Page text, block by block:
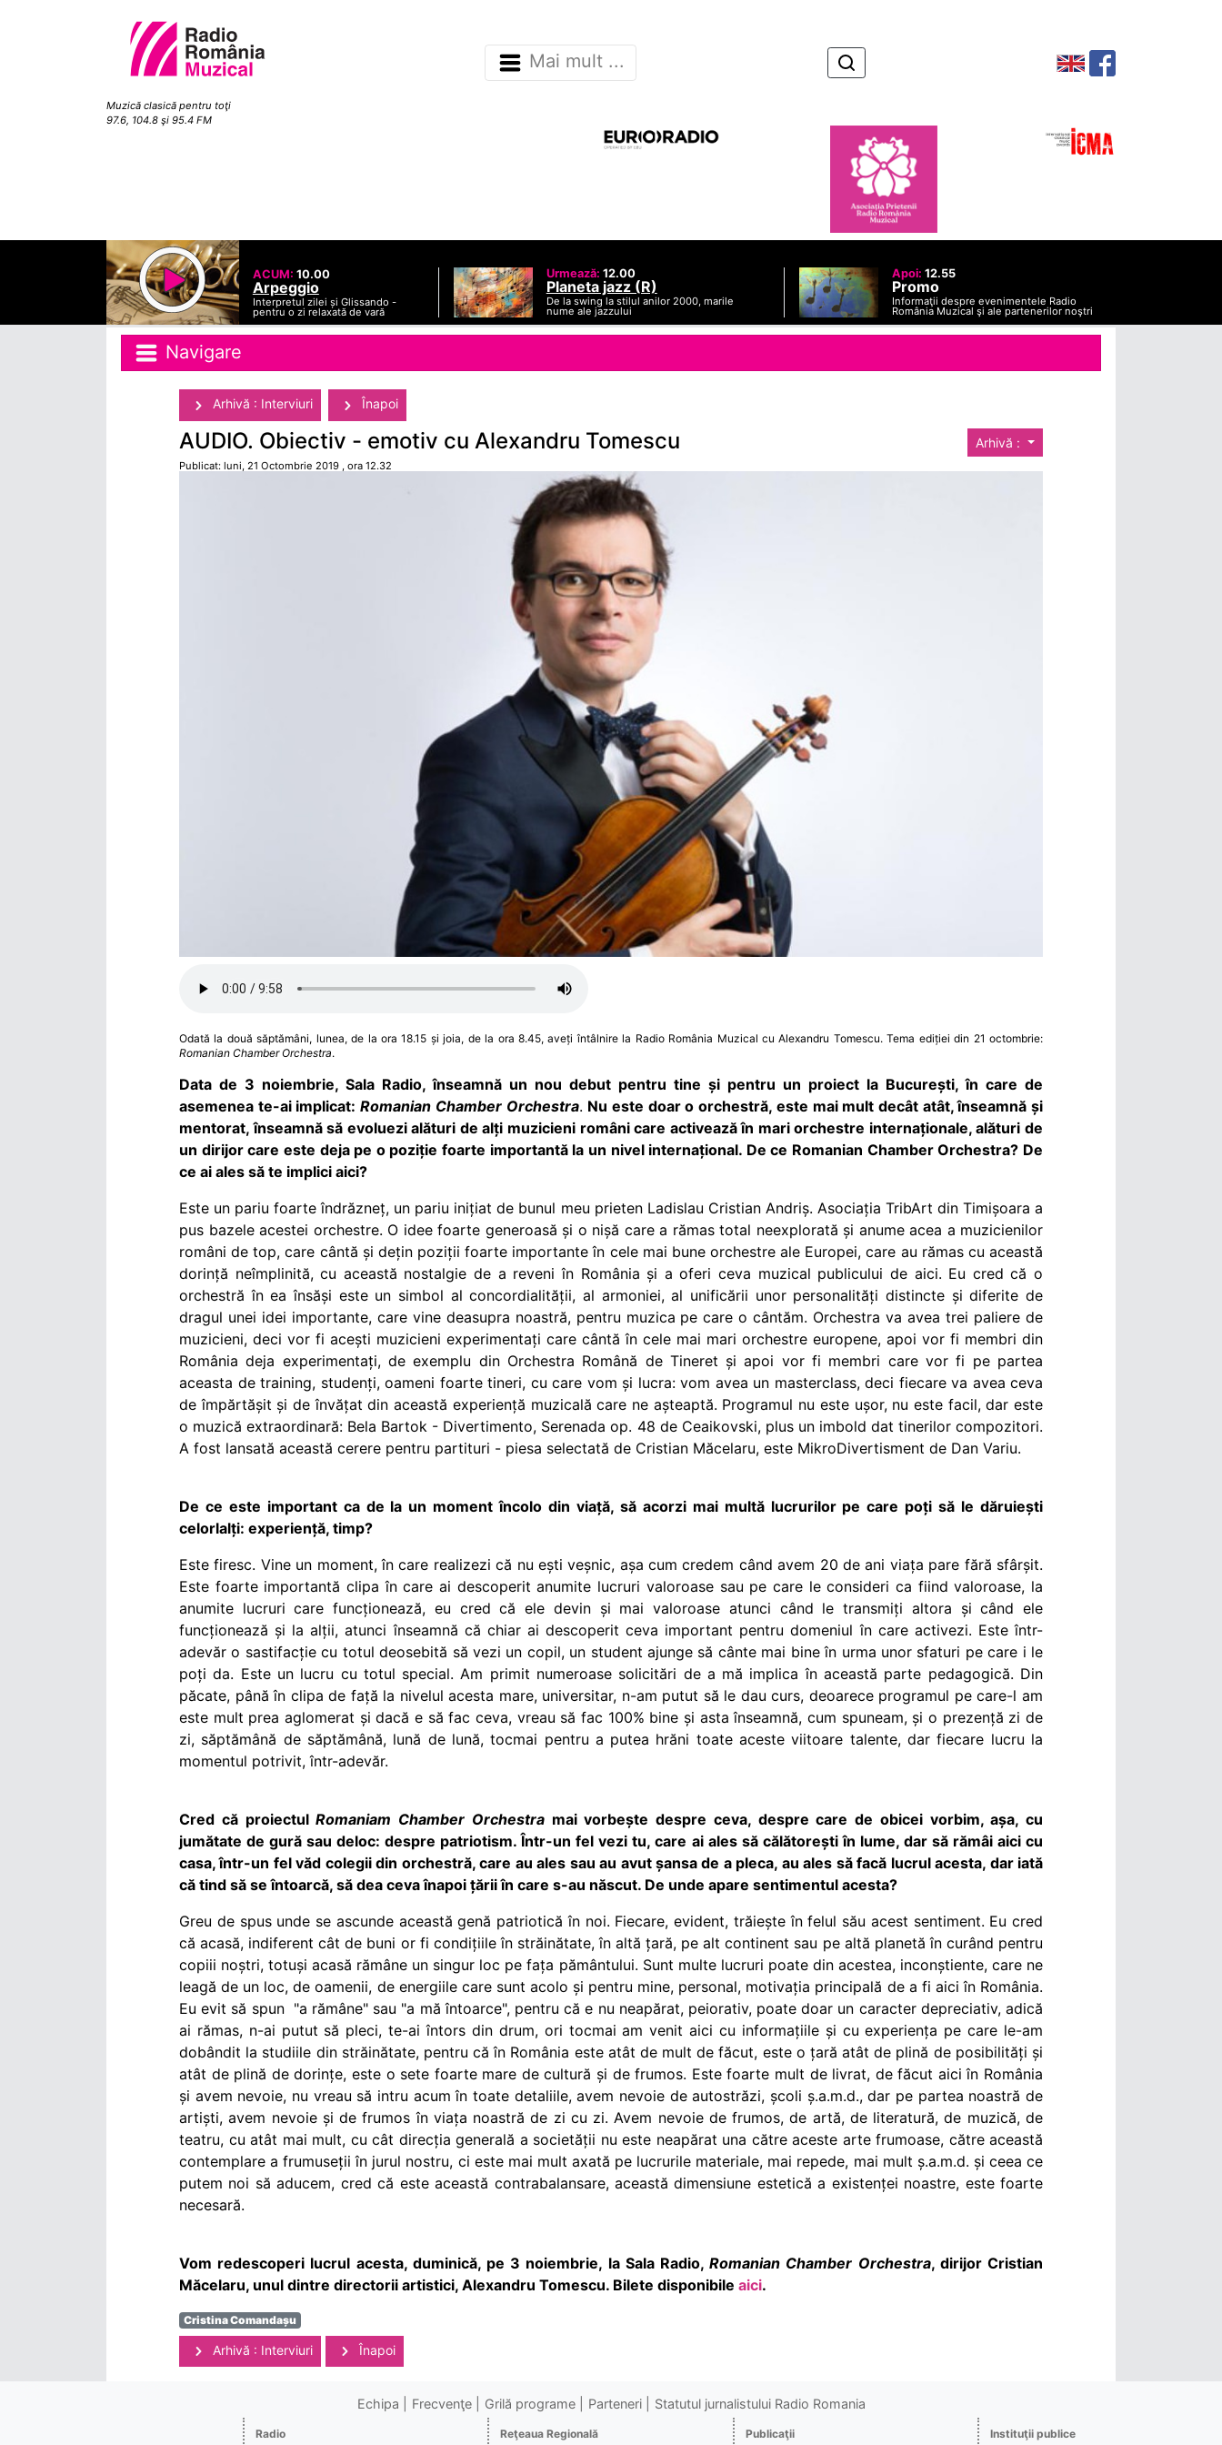
Muzică clasică pentru toţi
97.6, 104.8 şi 95.4 FM
Mai mult ...
ACUM: 10.00
Arpeggio
Interpretul zilei și Glissando -
pentru o zi relaxată de vară
Urmează: 12.00
Planeta jazz (R)
De la swing la stilul anilor 2000, marile
nume ale jazzului
Apoi: 12.55
Promo
Informaţii despre evenimentele Radio
România Muzical şi ale partenerilor noştri
Navigare
Arhivă : Interviuri Înapoi
Arhivă :
AUDIO. Obiectiv - emotiv cu Alexandru Tomescu
Publicat: luni, 21 Octombrie 2019 , ora 12.32
Odată la două săptămâni, lunea, de la ora 18.15 și joia, de la ora 8.45, aveți întâlnire la Radio România Muzical cu Alexandru Tomescu. Tema ediției din 21 octombrie:
Romanian Chamber Orchestra.
Data de 3 noiembrie, Sala Radio, înseamnă un nou debut pentru tine și pentru un proiect la București, în care de
asemenea te-ai implicat:Romanian Chamber Orchestra. Nu este doar o orchestră, este mai mult decât atât, înseamnă și
mentorat, înseamnă să evoluezi alături de alți muzicieni români care activează în mari orchestre internaționale, alături de
un dirijor care este deja pe o poziție foarte importantă la un nivel internațional. De ce Romanian Chamber Orchestra? De
ce ai ales să te implici aici?
Este un pariu foarte îndrăzneț, un pariu inițiat de bunul meu prieten Ladislau Cristian Andriș. Asociația TribArt din Timișoara a
pus bazele acestei orchestre. O idee foarte generoasă și o nișă care a rămas total neexplorată și anume acea a muzicienilor
români de top, care cântă și dețin poziții foarte importante în cele mai bune orchestre ale Europei, care au rămas cu această
dorință neîmplinită, cu această nostalgie de a reveni în România și a oferi ceva muzical publicului de aici. Eu cred că o
orchestră în ea însăși este un simbol al concordialității, al armoniei, al unificării unor personalități distincte și diferite de
dragul unei idei importante, care vine deasupra noastră, pentru muzica pe care o cântăm. Orchestra va avea trei paliere de
muzicieni, deci vor fi acești muzicieni experimentați care cântă în cele mai mari orchestre europene, apoi vor fi membri din
România deja experimentați, de exemplu din Orchestra Română de Tineret și apoi vor fi membri care vor fi pe partea
aceasta de training, studenți, oameni foarte tineri, cu care vom și lucra: vom avea un masterclass, deci fiecare va avea ceva
de împărtășit și de învățat din această experiență muzicală care ne așteaptă. Programul nu este ușor, nu este facil, dar este
o muzică extraordinară: Bela Bartok - Divertimento, Serenada op. 48 de Ceaikovski, plus un imbold dat tinerilor compozitori.
A fost lansată această cerere pentru partituri - piesa selectată de Cristian Măcelaru, este MikroDivertisment de Dan Variu.
De ce este important ca de la un moment încolo din viață, să acorzi mai multă lucrurilor pe care poți să le dăruiești
celorlalți: experiență, timp?
Este firesc. Vine un moment, în care realizezi că nu ești veșnic, așa cum credem când avem 20 de ani viața pare fără sfârșit.
Este foarte importantă clipa în care ai descoperit anumite lucruri valoroase sau pe care le consideri ca fiind valoroase, la
anumite lucruri care funcționează, eu cred că ele devin și mai valoroase atunci când le transmiți altora și când ele
funcționează și la alții, atunci înseamnă că chiar ai descoperit ceva important pentru domeniul în care activezi. Este într-
adevăr o sastifacție cu totul deosebită să vezi un copil, un student ajunge să cânte mai bine în urma unor sfaturi pe care i le
poți da. Este un lucru cu totul special. Am primit numeroase solicitări de a mă implica în această parte pedagogică. Din
păcate, până în clipa de față la nivelul acesta mare, universitar, n-am putut să le dau curs, deoarece programul pe care-l am
este mult prea aglomerat și dacă e să fac ceva, vreau să fac 100% bine și asta înseamnă, cum spuneam, și o prezență zi de
zi, săptămână de săptămână, lună de lună, tocmai pentru a putea hrăni toate aceste viitoare talente, dar fiecare lucru la
momentul potrivit, într-adevăr.
Cred că proiectulRomaniam Chamber Orchestra mai vorbește despre ceva, despre care de obicei vorbim, așa, cu
jumătate de gură sau deloc: despre patriotism. Într-un fel vezi tu, care ai ales să călătorești în lume, dar să rămâi aici cu
casa, într-un fel văd colegii din orchestră, care au ales sau au avut șansa de a pleca, au ales să facă lucrul acesta, dar iată
că tind să se întoarcă, să dea ceva înapoi țării în care s-au născut. De unde apare sentimentul acesta?
Greu de spus unde se ascunde această genă patriotică în noi. Fiecare, evident, trăiește în felul său acest sentiment. Eu cred
că acasă, indiferent cât de buni or fi condițiile în străinătate, în altă țară, pe alt continent sau pe altă planetă în curând pentru
copiii noștri, totuși acasă rămâne un singur loc pe fața pământului. Sunt multe lucruri poate din acestea, inconștiente, care ne
leagă de un loc, de oamenii, de energiile care sunt acolo și pentru mine, personal, motivația principală de a fi aici în România.
Eu evit să spun "a rămâne" sau "a mă întoarce", pentru că e nu neapărat, peiorativ, poate doar un caracter depreciativ, adică
ai rămas, n-ai putut să pleci, te-ai întors din drum, ori tocmai am venit aici cu informațiile și cu experiența pe care le-am
dobândit la studiile din străinătate, pentru că în România este atât de mult de făcut, este o țară atât de plină de posibilități și
atât de plină de dorințe, este o sete foarte mare de cultură și de frumos. Este foarte mult de livrat, de făcut aici în România
și avem nevoie, nu vreau să intru acum în toate detaliile, avem nevoie de autostrăzi, școli ș.a.m.d., dar pe partea noastră de
artiști, avem nevoie și de frumos în viața noastră de zi cu zi. Avem nevoie de frumos, de artă, de literatură, de muzică, de
teatru, cu atât mai mult, cu cât direcția generală a societății nu este neapărat una către aceste arte frumoase, către această
contemplare a frumuseții în jurul nostru, ci este mai mult axată pe lucrurile materiale, mai repede, mai mult ș.a.m.d. și ceea ce
putem noi să aducem, cred că este această contrabalansare, această dimensiune estetică a existenței noastre, este foarte
necesară.
Vom redescoperi lucrul acesta, duminică, pe 3 noiembrie, la Sala Radio,Romanian Chamber Orchestra, dirijor Cristian
Măcelaru, unul dintre directorii artistici, Alexandru Tomescu. Bilete disponibile aici.
Cristina Comandașu
Arhivă : Interviuri Înapoi
Echipa Frecvenţe Grilă programe Parteneri Statutul jurnalistului Radio Romania
Radio Reţeaua Regională Publicaţii Instituţii publice